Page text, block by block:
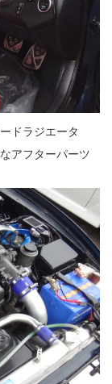
ドラジエータ
アフターパーツ